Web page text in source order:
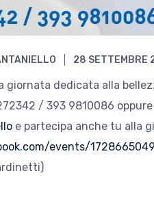
28 SETTEMBRE
dedicata alla
/ 393 9810086
e partecipa anche tu alla
events/